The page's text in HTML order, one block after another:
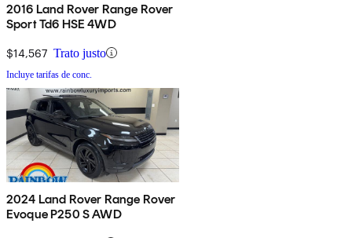
2016 Land Rover Range Rover
Sport Td6 HSE 4WD
$14,567 Trato justo
Incluye tarifas de conc.
2024 Land Rover Range Rover
Evoque P250 S AWD